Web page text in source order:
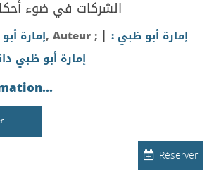
الشركات في ضوء
إمارة, Auteur ; | إمارة أبو ظبي :
إمارة أبو ظبي
Réserver